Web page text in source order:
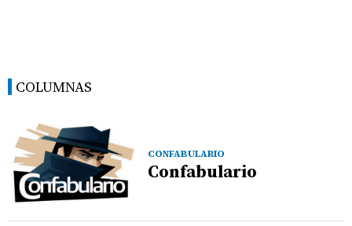
COLUMNAS
CONFABULARIO
Confabulario